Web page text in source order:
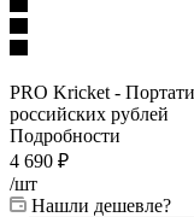
PRO Kricket -
российских рублей
Подробности
4 690 ₽
/шт
Нашли дешевле?